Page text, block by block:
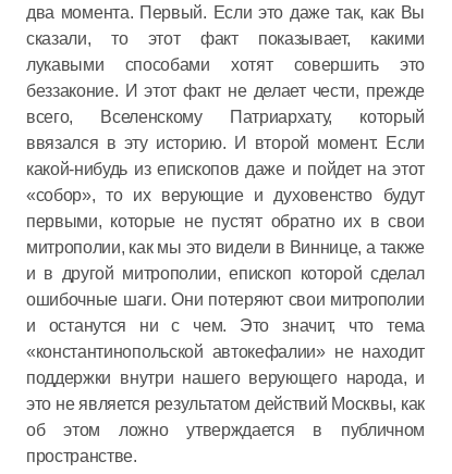
два момента. Первый. Если это даже так, как Вы
сказали, то этот факт показывает, какими
лукавыми способами хотят совершить это
беззаконие. И этот факт не делает чести, прежде
всего, Вселенскому Патриархату, который
ввязался в эту историю. И второй момент. Если
какой-нибудь из епископов даже и пойдет на этот
«собор», то их верующие и духовенство будут
первыми, которые не пустят обратно их в свои
митрополии, как мы это видели в Виннице, а также
и в другой митрополии, епископ которой сделал
ошибочные шаги. Они потеряют свои митрополии
и останутся ни с чем. Это значит, что тема
«константинопольской автокефалии» не находит
поддержки внутри нашего верующего народа, и
это не является результатом действий Москвы, как
об этом ложно утверждается в публичном
пространстве.